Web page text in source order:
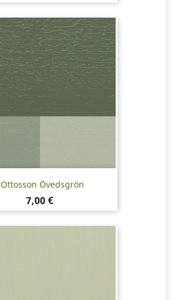
Ottosson Övedsgrön
Pris
7,00 €